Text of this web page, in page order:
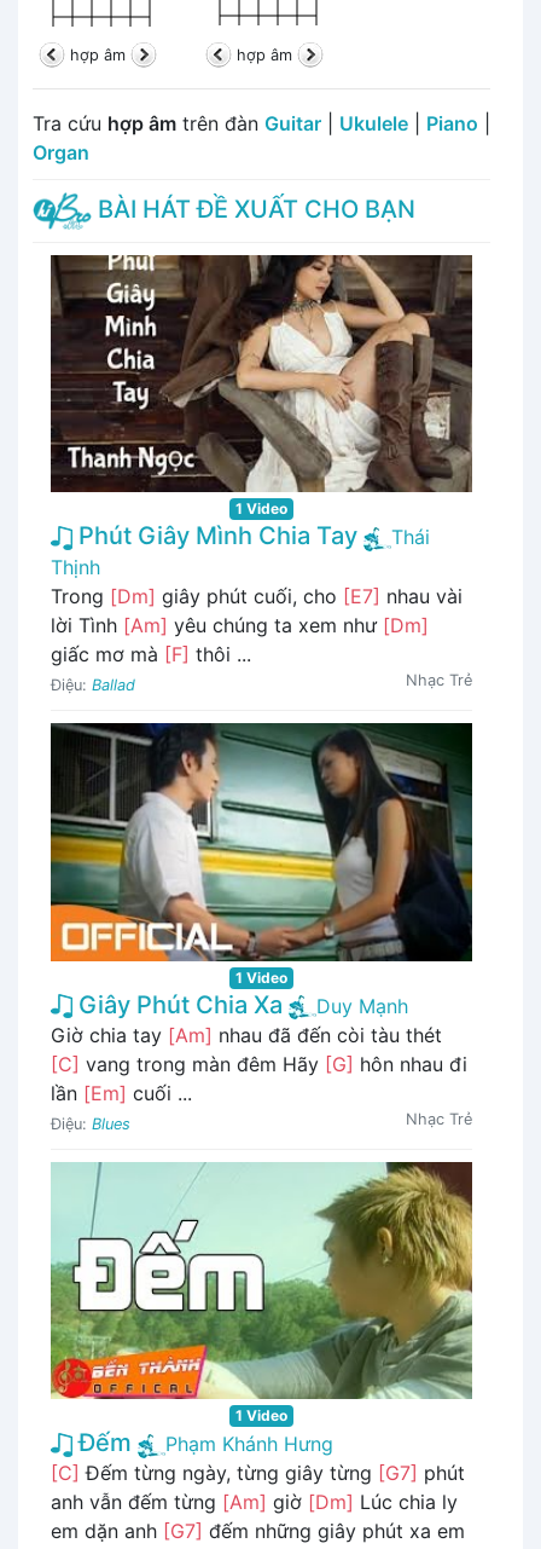
hợp âm hợp âm
Tra cứu hợp âm trên đàn Guitar Ukulele Piano
Organ
BÀI HÁT ĐỀ XUẤT CHO BẠN
1 Video
Phút Giây Mình Chia Tay
Thái
Thịnh
Trong [Dm] giây phút cuối, cho [E7] nhau vài
lời Tình [Am] yêu chúng ta xem như [Dm]
giấc mơ mà [F] thôi ...
Điệu: Ballad Nhạc Trẻ
1 Video
Giây Phút Chia Xa
Duy Mạnh
Giờ chia tay [Am] nhau đã đến còi tàu thét
[C] vang trong màn đêm Hãy [G] hôn nhau đi
lần [Em] cuối ...
Điệu: Blues Nhạc Trẻ
1 Video
Đếm
Phạm Khánh Hưng
[C] Đếm từng ngày, từng giây từng [G7] phút
anh vẫn đếm từng [Am] giờ [Dm] Lúc chia ly
em dặn anh [G7] đếm những giây phút xa em